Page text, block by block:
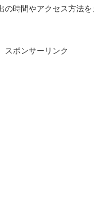
の時間やアクセス方法を
スポンサーリンク